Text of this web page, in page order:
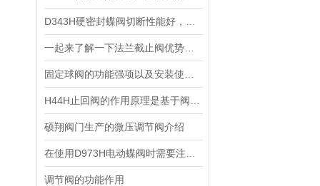
硕翔阀门生产的微压调节阀介绍
调节阀的功能作用